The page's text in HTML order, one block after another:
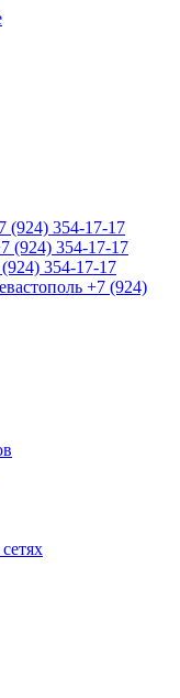
(924) 354-17-17
(924) 354-17-17
354-17-17
+7 (924)